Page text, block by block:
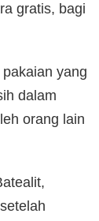
gratis, bagi
yang
dalam
orang lain